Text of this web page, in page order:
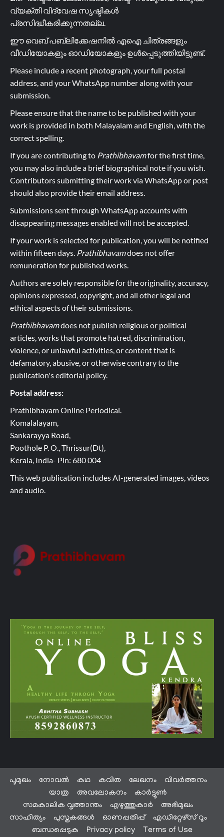
വ്യക്തി വിദ്വേഷ സൃഷ്ടികൾ
പ്രസിദ്ധീകരിക്കുന്നതല്ല.
ഈ വെബ് പബ്ലിക്കേഷനിൽ എഐ ചിത്രങ്ങളും
വീഡിയോകളും ഓഡിയോകളും ഉൾപ്പെടുത്തിയിട്ടുണ്ട്.
Please include a recent photograph, your full postal
address, and your WhatsApp number along with your
submission.
Please ensure that the name to be published with your
work is provided in both Malayalam and English, with the
correct spelling.
If you are contributing to Prathibhavamfor the first time,
you may also include a brief biographical note if you wish.
Contributors submitting their work via WhatsApp or post
should also provide their email address.
Submissions sent through WhatsApp accounts with
disappearing messages enabled will not be accepted.
If your work is selected for publication, you will be notified
within fifteen days. Prathibhavamdoes not offer
remuneration for published works.
Authors are solely responsible for the originality, accuracy,
opinions expressed, copyright, and all other legal and
ethical aspects of their submissions.
Prathibhavamdoes not publish religious or political
articles, works that promote hatred, discrimination,
violence, or unlawful activities, or content that is
defamatory, abusive, or otherwise contrary to the
publication's editorial policy.
Postal address:
Prathibhavam Online Periodical.
Komalalayam,
Sankarayya Road,
Poothole P. O., Thrissur(Dt),
Kerala, India- Pin: 680 004
This web publication includes AI-generated images, videos
and audio.
പൂമുഖം നോവൽ കഥ കവിത ലേഖനം
വിവർത്തനം
യാത്ര
അവലോകനം
കാർട്ടൂൺ
സമകാലിക വൃത്താന്തം
എഴുത്തുകാർ
അഭിമുഖം
സാഹിത്യം
പുസ്തകങ്ങൾ ഓണപ്പതിപ്പ്
എഡിറ്റേഴ്സ് റൂം
ബന്ധപ്പെടുക
Privacy policy Terms of Use